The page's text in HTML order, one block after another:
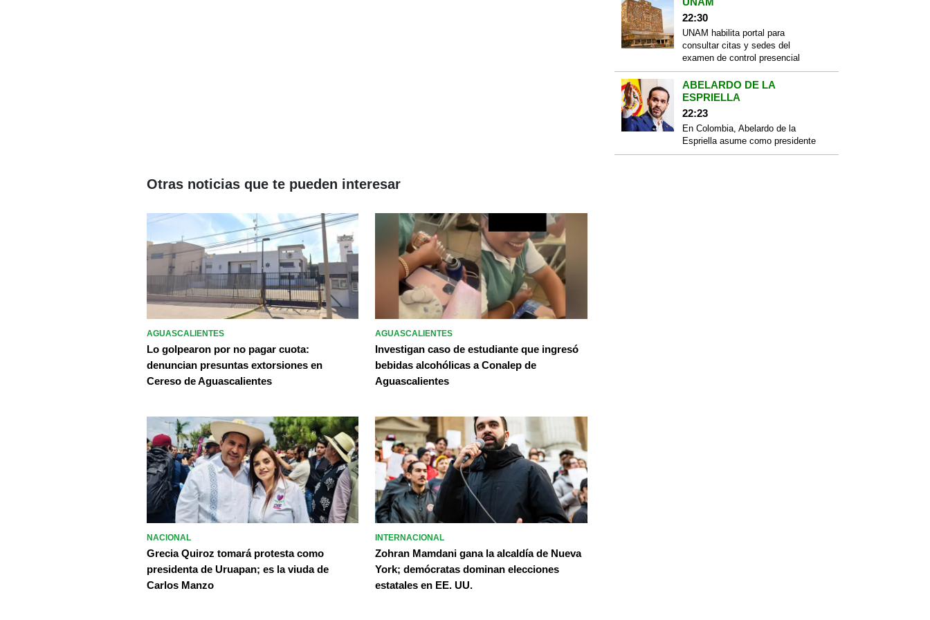
22:30
UNAM habilita portal para
consultar citas y sedes del
examen de control presencial
ABELARDO DE LA
ESPRIELLA
22:23
En Colombia, Abelardo de la
Espriella asume como presidente
Otras noticias que te pueden interesar
AGUASCALIENTES
Lo golpearon por no pagar cuota:
denuncian presuntas extorsiones en
Cereso de Aguascalientes
AGUASCALIENTES
Investigan caso de estudiante que ingresó
bebidas alcohólicas a Conalep de
Aguascalientes
NACIONAL
Grecia Quiroz tomará protesta como
presidenta de Uruapan; es la viuda de
Carlos Manzo
INTERNACIONAL
Zohran Mamdani gana la alcaldía de Nueva
York; demócratas dominan elecciones
estatales en EE. UU.